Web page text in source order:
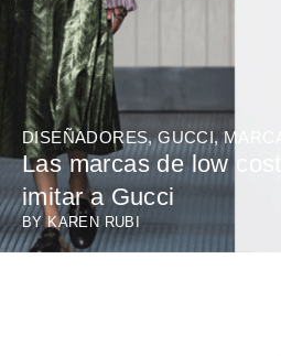
DISEÑADORES,GUCCI,
Las marcas de low
imitar a Gucci
BYKAREN RUBI